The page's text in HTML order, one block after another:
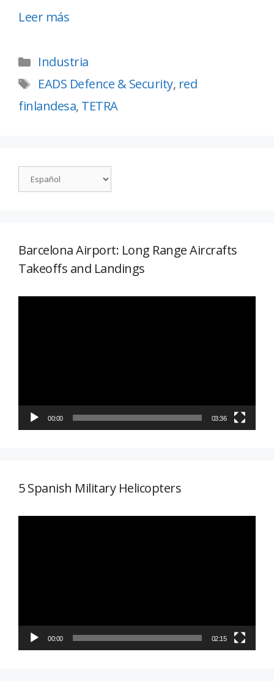
Leer más
Industria
EADS Defence & Security, red
finlandesa, TETRA
Barcelona Airport: Long Range Aircrafts
Takeoffs and Landings
00:00 03:36
5 Spanish Military Helicopters
00:00 02:15